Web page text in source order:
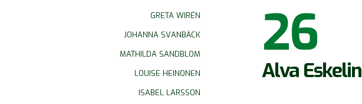
26
Alva Eskelin
GRETA WIRÉN
JOHANNA SVANBÄCK
MATHILDA SANDBLOM
LOUISE HEINONEN
ISABEL LARSSON